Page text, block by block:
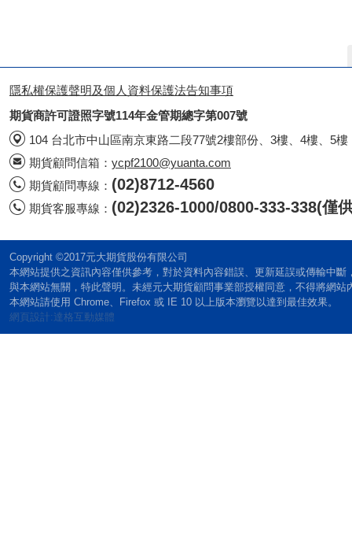
隱私權保護聲明及個人資料保護法告知事項
期貨商許可證照字號114年金管期總字第007號
104 台北市中山區南京東路二段77號2樓部份、3樓、4樓、5樓
期貨顧問信箱： ycpf2100@yuanta.com
期貨顧問專線： (02)8712-4560
期貨客服專線： (02)2326-1000/0800-333-338(僅
Copyright ©2017元大期貨股份有限公司
本網站提供之資訊內容僅供參考，對於資料內容錯誤、更新延誤或傳輸中
與本網站無關，特此聲明。未經元大期貨顧問事業部授權同意，不得將網站
本網站請使用 Chrome、Firefox 或 IE 10 以上版本瀏覽以達到最佳效果。
網頁設計:達格互動媒體